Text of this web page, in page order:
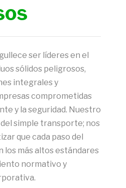
ser líderes en el
sólidos peligrosos,
integrales y
comprometidas
y la seguridad. Nuestro
simple transporte; nos
que cada paso del
los más altos estándares
normativo y